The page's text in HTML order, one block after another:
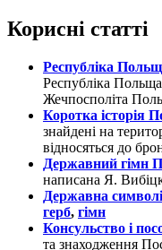
Корисні статті
Республіка
Республіка
Жечпосполіта
Коротка історія
знайдені на
відносяться до
Державний гімн
написана Я.
Державна
герб, гімн
Консульство і
та знаходження